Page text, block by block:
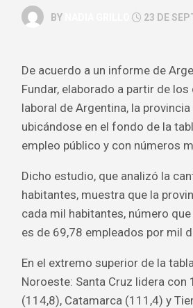
BY 23 DE
De acuerdo a un informe de
Fundar, elaborado a partir de
laboral de Argentina, la
ubicándose en el fondo de la
empleo público y con números
Dicho estudio, que analizó la
habitantes, muestra que la
cada mil habitantes, número
es de 69,78 empleados por mil
En el extremo superior de la
Noroeste: Santa Cruz lidera
(114,8), Catamarca (111,4) y